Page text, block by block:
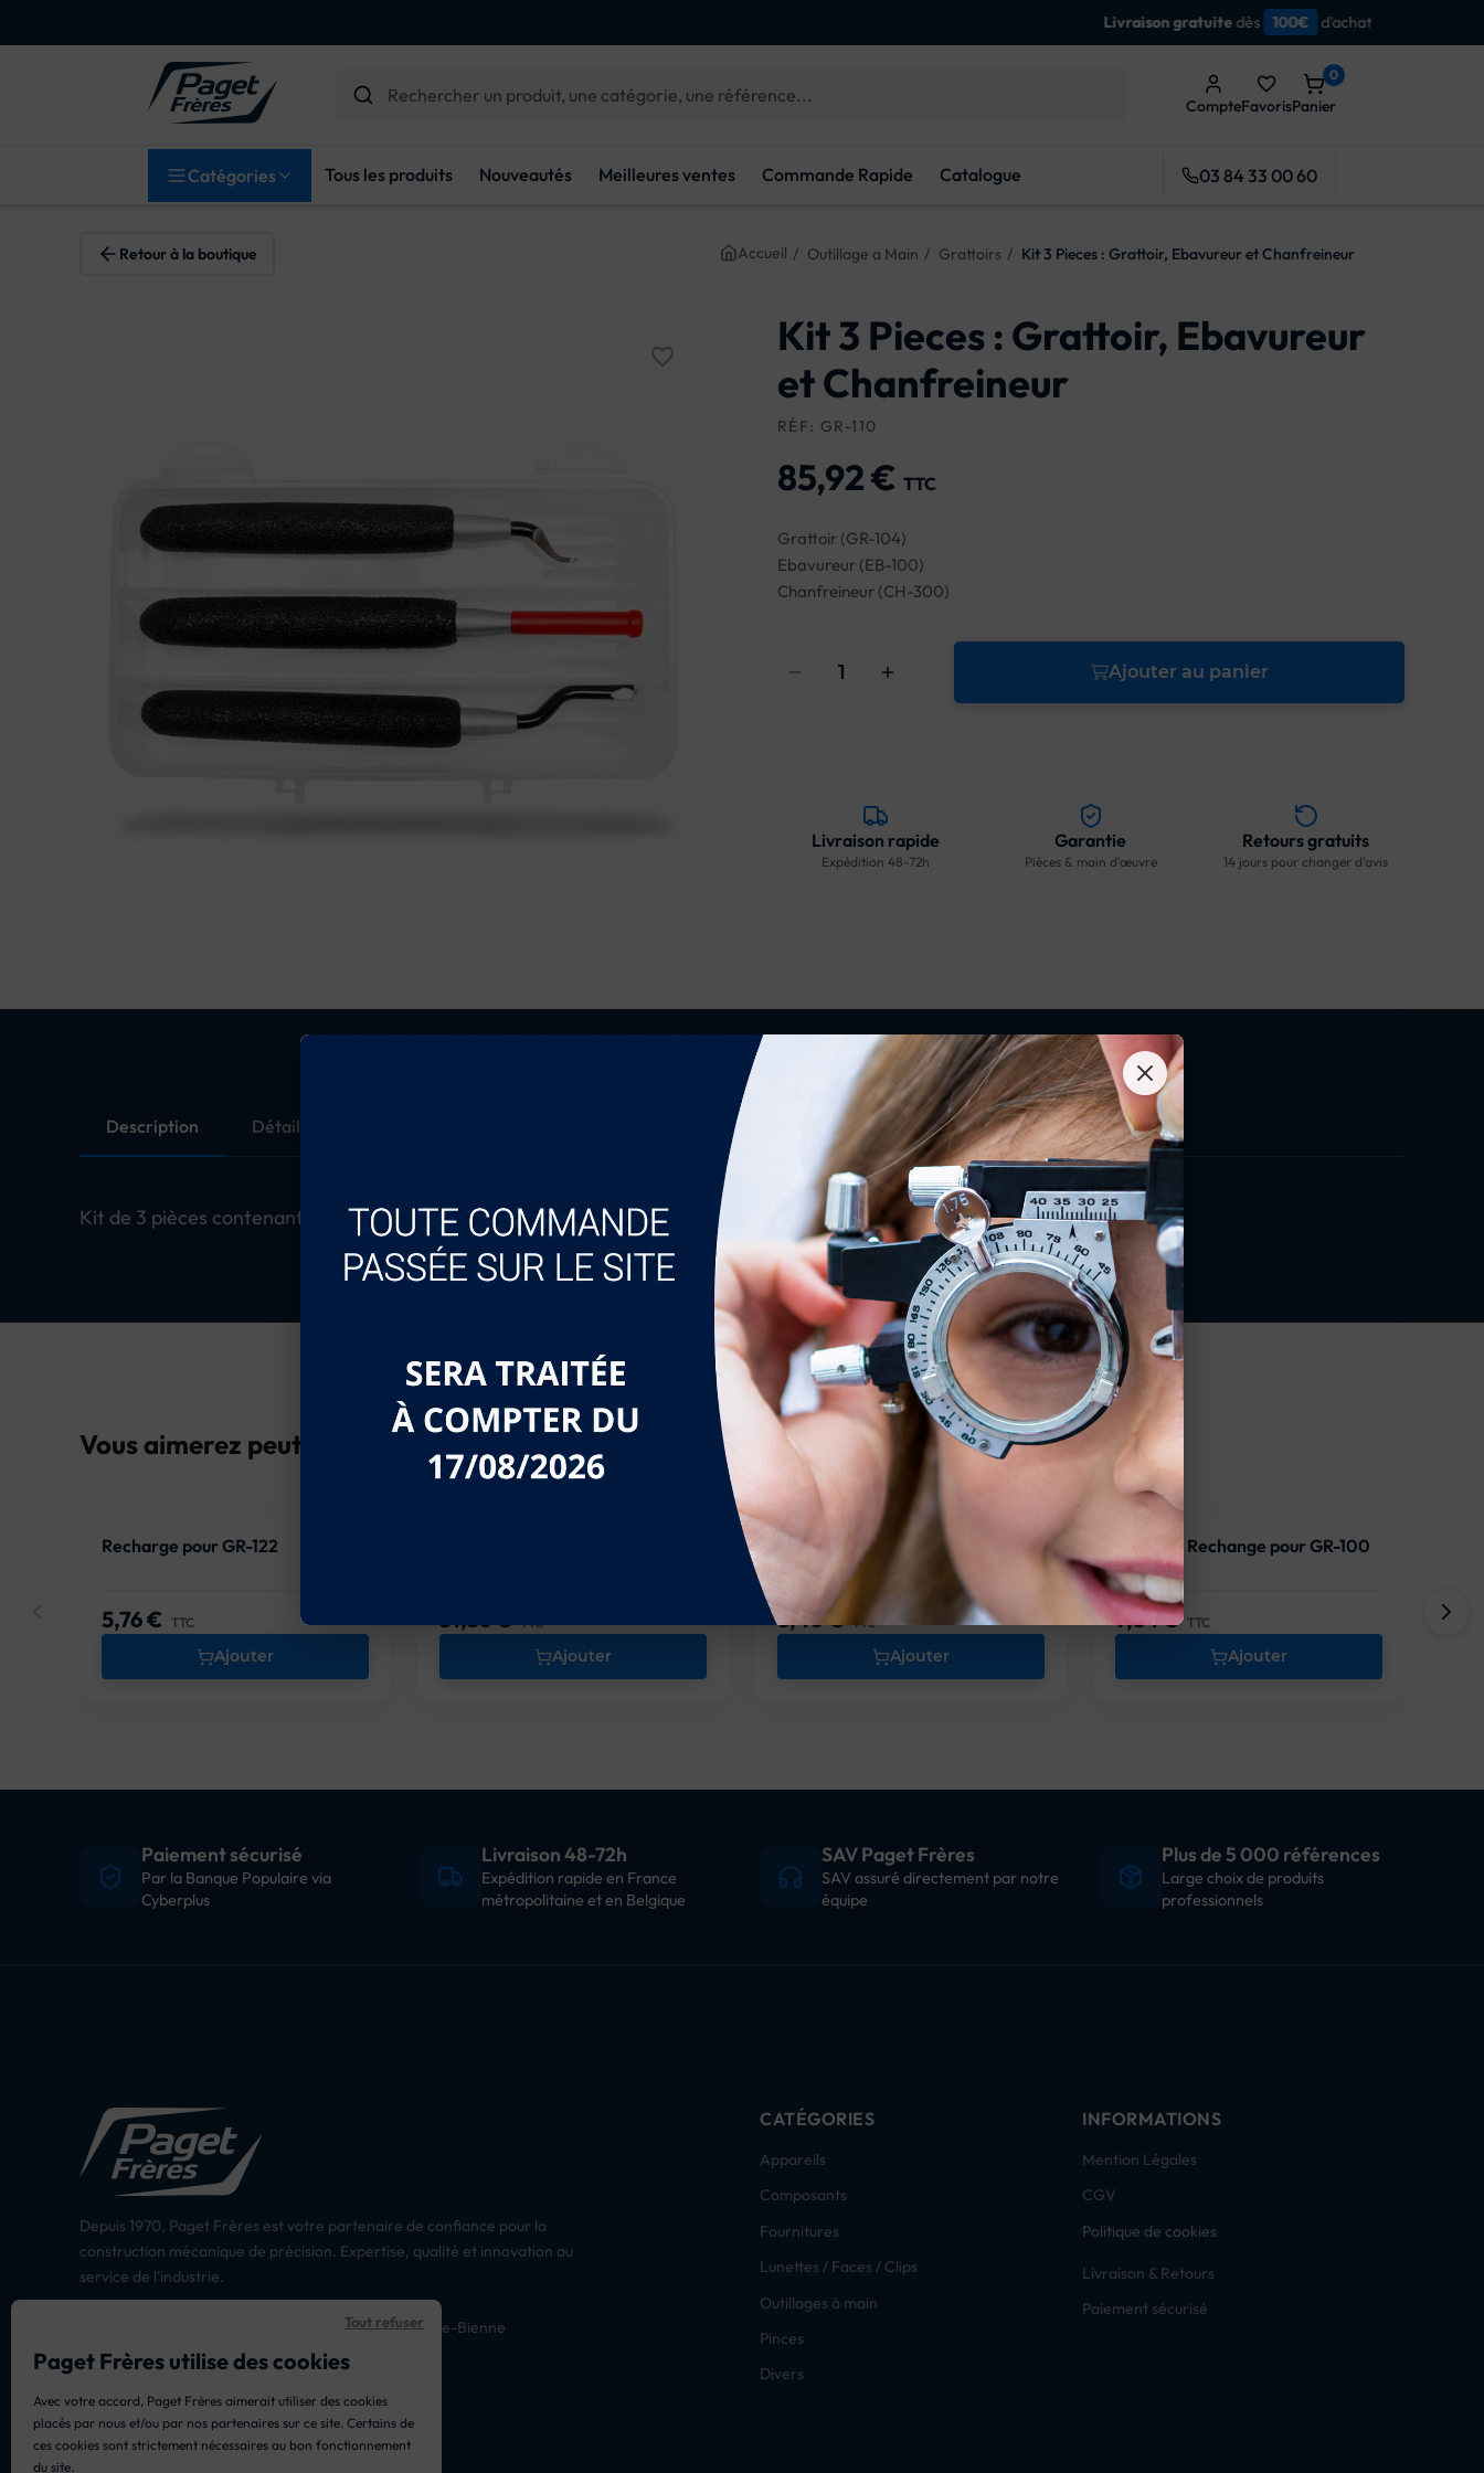
Paget Frères utilise des cookies
Avec votre accord, Paget Frères aimerait utiliser des cookies
placés par nous et/ou par nos partenaires sur ce site. Certains de
ces cookies sont strictement nécessaires au bon fonctionnement
du site.
Tout refuser
Compte Panier
0
favorite_border
Favoris
Catégories Tous les produits Nouveautés Meilleures ventes Commande Rapide Catalogue 03 84 33 00 60
Retour à la boutique Accueil Outillage a Main Grattoirs Kit 3 Pieces : Grattoir, Ebavureur et Chanfreineur
favorite_border
Kit 3 Pieces : Grattoir, Ebavureur
et Chanfreineur
RÉF: GR-110
85,92 € TTC
Grattoir (GR-104)
Ebavureur (EB-100)
Chanfreineur (CH-300)
Ajouter au panier
Livraison rapide
Expédition 48-72h
Garantie
Pièces & main d'œuvre
Retours gratuits
14 jours pour changer d'avis
Description Détails du produit
Kit de 3 pièces contenant un grattoir (GR-104), un ébavureur (EB-100) et un chanfreineur (CH-300)
Vous aimerez peut-être...
Recharge pour GR-122
Prix
5,76 € TTC
Ajouter
51,36 € TTC
Ajouter
Recharge pour GR-120
Prix
8,40 € TTC
Ajouter
Lame de Rechange pour GR-100
Prix
9,84 € TTC
Ajouter
Paiement sécurisé
Par la Banque Populaire via
Cyberplus
Livraison 48-72h
Expédition rapide en France
métropolitaine et en Belgique
SAV Paget Frères
SAV assuré directement par notre
équipe
Plus de 5 000 références
Large choix de produits
professionnels
Depuis 1970, Paget Frères est votre partenaire de confiance pour la
construction mécanique de précision. Expertise, qualité et innovation au
service de l'industrie.
18 Rue Louis Grandchavin – Morez 39400 Hauts-de-Bienne
03 84 33 00 60
Mer, Ven : 8h – 11h30
contact@pagetfreres.fr
CATÉGORIES
Appareils
Composants
Fournitures
Lunettes / Faces / Clips
Outillages à main
Pinces
Divers
INFORMATIONS
Mention Légales
CGV
Politique de cookies
Livraison & Retours
Paiement sécurisé